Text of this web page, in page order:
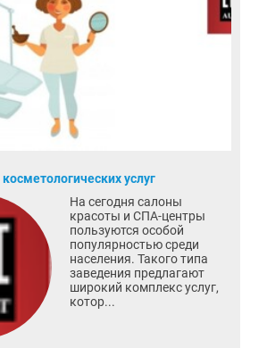
услуг
На сегодня салоны
красоты и СПА-центры
пользуются особой
популярностью среди
населения. Такого типа
заведения предлагают
широкий комплекс услуг,
котор...